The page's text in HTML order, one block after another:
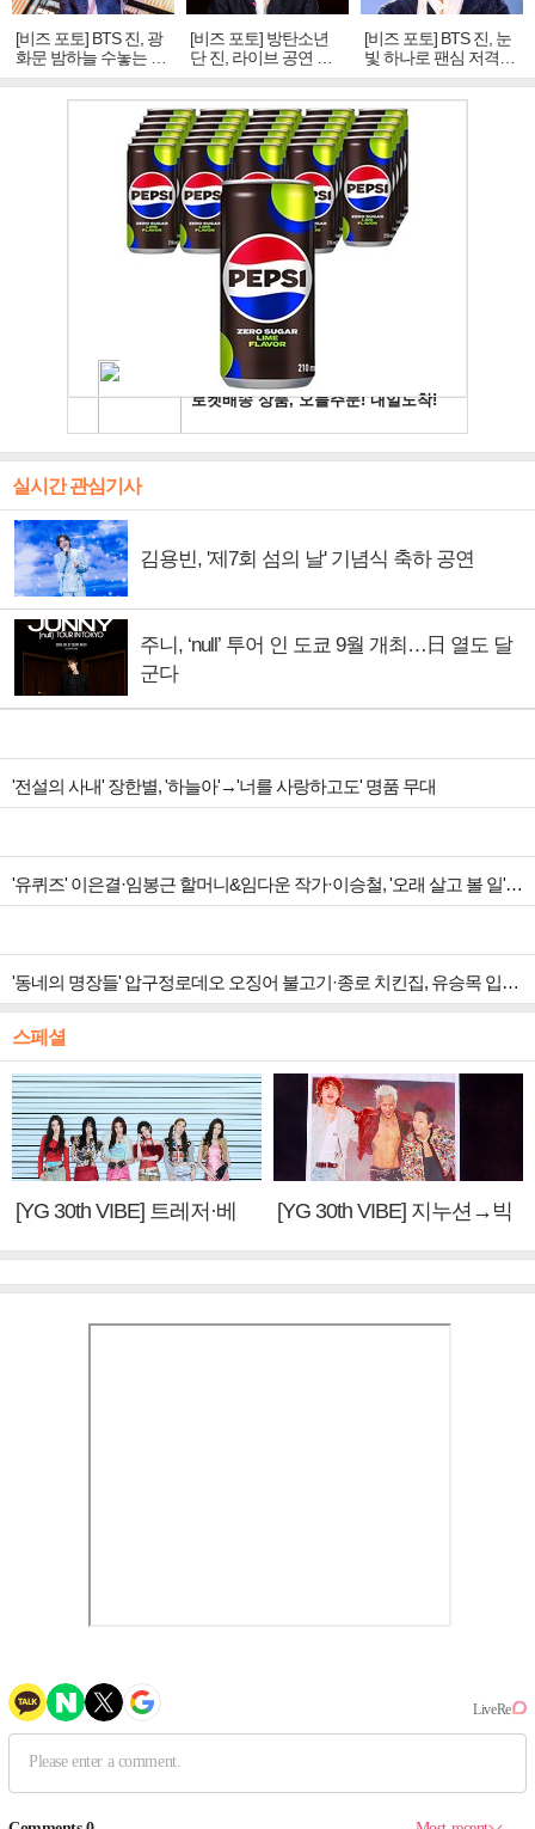
[비즈 포토] BTS 진, 광
화문 밤하늘 수놓는 '비
주얼 킹'의 열창
[비즈 포토] 방탄소년
단 진, 라이브 공연 중
빛나는 독보적 아우라
[비즈 포토] BTS 진, 눈
빛 하나로 팬심 저격…
독보적 카리스마
실시간 관심기사
김용빈, '제7회 섬의 날' 기념식 축하 공연
주니, ‘null’ 투어 인 도쿄 9월 개최…日 열도 달
군다
'전설의 사내' 장한별, '하늘아'→'너를 사랑하고도' 명품 무대
'유퀴즈' 이은결·임봉근 할머니&임다운 작가·이승철, '오래 살고 볼 일' 특집 출격
'동네의 명장들' 압구정로데오 오징어 불고기·종로 치킨집, 유승목 입맛 저격
스페셜
[YG 30th VIBE] 트레저·베
[YG 30th VIBE] 지누션→빅